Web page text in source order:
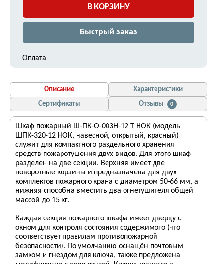
В КОРЗИНУ
Быстрый заказ
Оплата
Описание
Характеристики
Сертификаты
Отзывы 0
Шкаф пожарный Ш-ПК-О-003Н-12 Т НОК (модель
ШПК-320-12 НОК, навесной, открытый, красный)
служит для компактного раздельного хранения
средств пожаротушения двух видов. Для этого шкаф
разделен на две секции. Верхняя имеет две
поворотные корзины и предназначена для двух
комплектов пожарного крана с диаметром 50-66 мм, а
нижняя способна вместить два огнетушителя общей
массой до 15 кг.
Каждая секция пожарного шкафа имеет дверцу с
окном для контроля состояния содержимого (что
соответствует правилам противопожарной
безопасности). По умолчанию оснащён почтовым
замком и гнездом для ключа, также предложена